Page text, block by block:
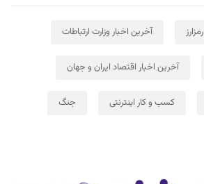
رمزارز آخرین اخبار وزارت ارتباطات
آخرین اخبار اقتصاد ایران و جهان
کسب و کار اینترنتی جنگ